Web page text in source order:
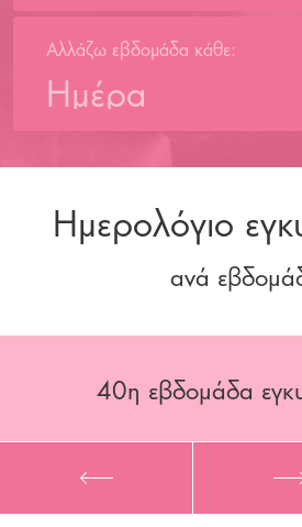
Αλλάζω εβδομάδα κάθε:
Ημέρα
Ημερολόγιο
ανά
40η εβδομάδα